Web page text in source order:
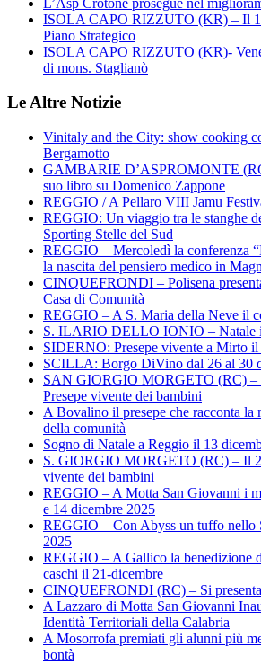
ISOLA CAPO RIZZUTO (KR) – Il
Piano Strategico
ISOLA CAPO RIZZUTO (KR)-
di mons. Staglianò
Le Altre Notizie
Vinitaly and the City: show cooking
Bergamotto
GAMBARIE D’ASPROMONTE
suo libro su Domenico Zappone
REGGIO / A Pellaro VIII Jamu
REGGIO: Un viaggio tra le stanghe
Sporting Stelle del Sud
REGGIO – Mercoledì la conferenza
la nascita del pensiero medico in
CINQUEFRONDI – Polisena
Casa di Comunità
REGGIO – A S. Maria della Neve il
S. ILARIO DELLO IONIO – Natale
SIDERNO: Presepe vivente a Mirto
SCILLA: Borgo DiVino dal 26 al 30
SAN GIORGIO MORGETO (RC)
Presepe vivente dei bambini
A Bovalino il presepe che racconta la
della comunità
Sogno di Natale a Reggio il 13
S. GIORGIO MORGETO (RC) – Il
vivente dei bambini
REGGIO – A Motta San Giovanni i
e 14 dicembre 2025
REGGIO – Con Abyss un tuffo nello
2025
REGGIO – A Gallico la benedizione
caschi il 21-dicembre
CINQUEFRONDI (RC) – Si
A Lazzaro di Motta San Giovanni
Identità Territoriali della Calabria
A Mosorrofa premiati gli alunni più
bontà